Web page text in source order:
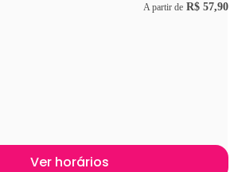
A partir de R$ 57,90
Ver horários